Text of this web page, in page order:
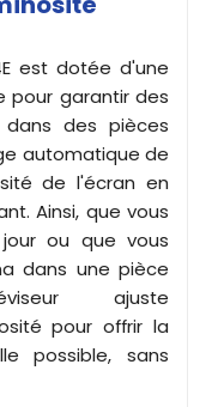
est dotée d'une
pour garantir des
des pièces
automatique de
de l'écran en
Ainsi, que vous
ou que vous
dans une pièce
ajuste
pour offrir la
possible, sans